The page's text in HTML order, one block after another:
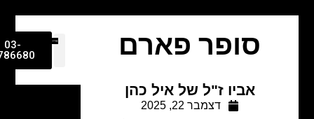
סופר פארם
אביו ז"ל של איל כהן
דצמבר 22, 2025
03-
9786680